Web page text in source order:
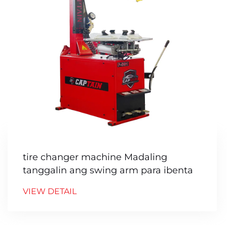
tire changer machine Madaling
tanggalin ang swing arm para ibenta
VIEW DETAIL